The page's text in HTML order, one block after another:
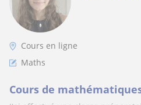
Cours en ligne
Maths
Cours de